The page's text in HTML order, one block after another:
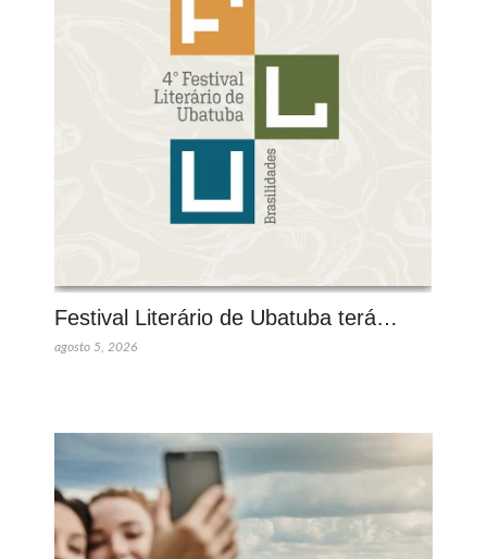
Festival Literário de Ubatuba terá…
agosto 5, 2026